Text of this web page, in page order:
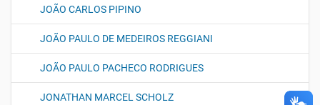
JOÃO CARLOS PIPINO
JOÃO PAULO DE MEDEIROS REGGIANI
JOÃO PAULO PACHECO RODRIGUES
JONATHAN MARCEL SCHOLZ